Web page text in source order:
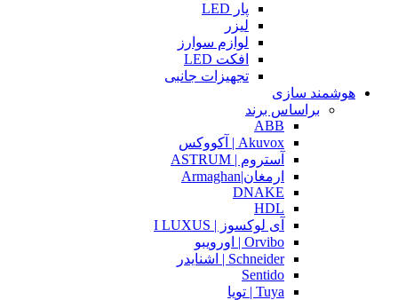
پار LED
لیزر
لوازم سوارز
افکت LED
تجهیزات جانبی
هوشمند سازی
براساس برند
ABB
Akuvox | آکووکس
آستروم | ASTRUM
ارمغان|Armaghan
DNAKE
HDL
آی لوکسوز | I LUXUS
Orvibo | اورویبو
Schneider | اشنایدر
Sentido
Tuya | تویا